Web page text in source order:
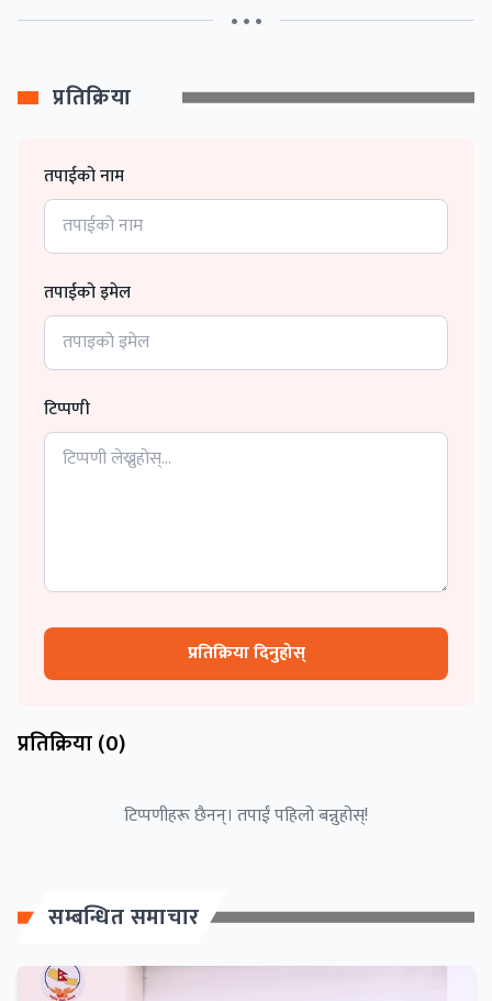
• • •
प्रतिक्रिया
तपाईको नाम
तपाईको इमेल
टिप्पणी
प्रतिक्रिया दिनुहोस्
प्रतिक्रिया (0)
टिप्पणीहरू छैनन्। तपाईं पहिलो बन्नुहोस्!
सम्बन्धित समाचार